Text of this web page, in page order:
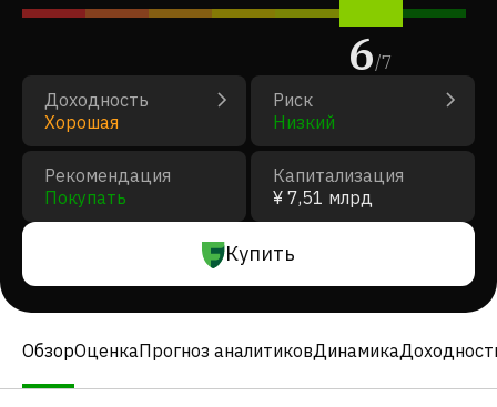
6/7
Доходность
Хорошая
Риск
Низкий
Рекомендация
Покупать
Капитализация
¥ 7,51 млрд
Купить
ОбзорОценкаПрогноз аналитиковДинамика